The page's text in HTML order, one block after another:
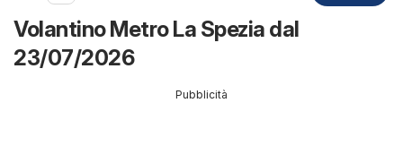
Volantino Metro La Spezia dal
23/07/2026
Pubblicità